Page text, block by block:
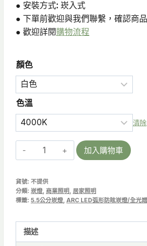
● 安裝方式: 崁入式
● 下單前歡迎與我們聯繫，確認商
● 歡迎詳閱購物流程
顏色
色溫
清除
ARC-
S
|
LED
光
譜
加入購物車
貨號: 不提供
分類: 崁燈, 商業照明 , 居家照明
標籤: 5.5公分崁燈, ARC LED弧形防眩崁燈/全光
描述